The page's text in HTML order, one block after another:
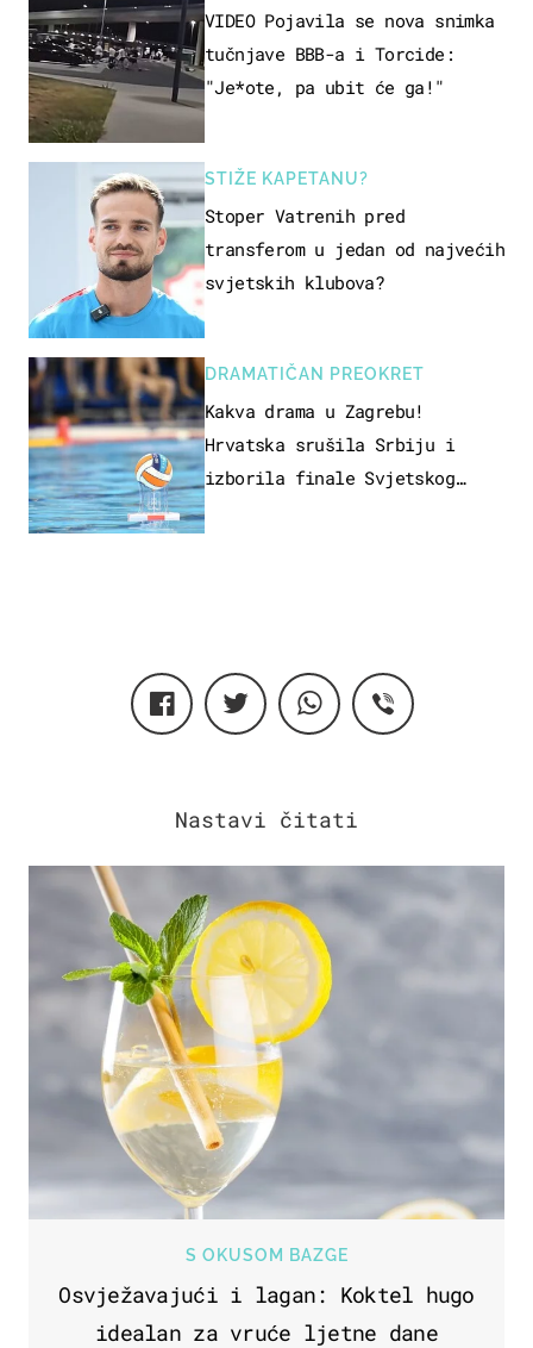
VIDEO Pojavila se nova snimka
tučnjave BBB-a i Torcide:
"Je*ote, pa ubit će ga!"
STIŽE KAPETANU?
Stoper Vatrenih pred
transferom u jedan od najvećih
svjetskih klubova?
DRAMATIČAN PREOKRET
Kakva drama u Zagrebu!
Hrvatska srušila Srbiju i
izborila finale Svjetskog
S OKUSOM BAZGE
Osvježavajući i lagan: Koktel hugo
idealan za vruće ljetne dane